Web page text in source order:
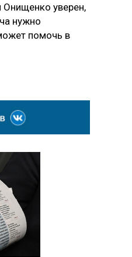
Онищенко уверен,
нужно
помочь в